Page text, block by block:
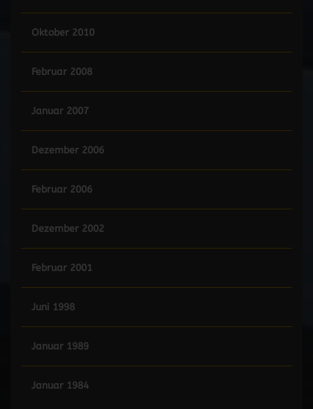
Oktober 2010
Februar 2008
Januar 2007
Dezember 2006
Februar 2006
Dezember 2002
Februar 2001
Juni 1998
Januar 1989
Januar 1984